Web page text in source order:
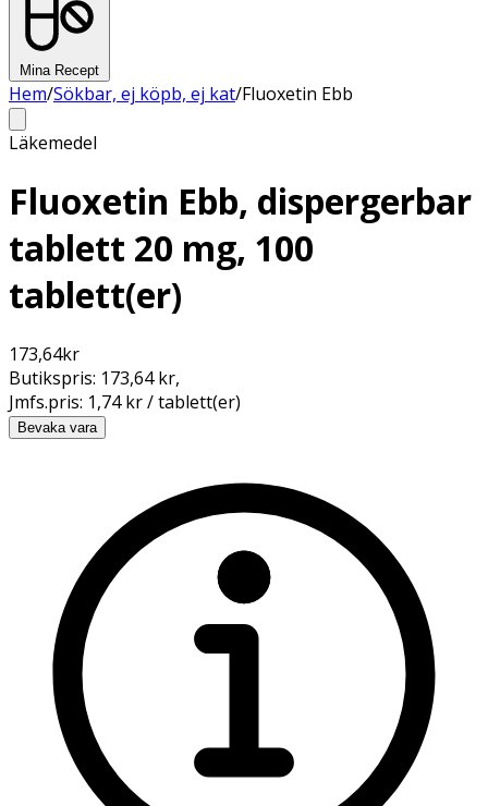
Mina Recept
Hem/Sökbar, ej köpb, ej kat/Fluoxetin Ebb
Läkemedel
Fluoxetin Ebb, dispergerbar
tablett 20 mg, 100
tablett(er)
173,64kr
Butikspris: 173,64 kr,
Jmfs.pris: 1,74 kr / tablett(er)
Bevaka vara